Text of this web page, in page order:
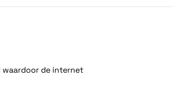
waardoor de internet